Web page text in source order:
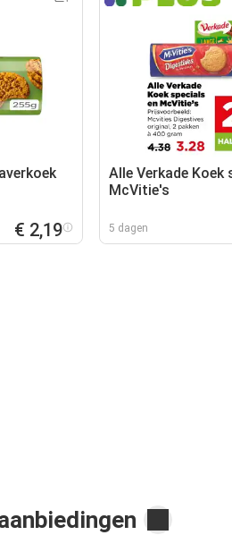
€ 2,19
Alle Verkade Koek
McVitie's
5 dagen